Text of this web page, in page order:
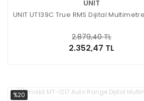
UNİT
UNIT UT139C True RMS Dijital
2.352,47 TL
2.879,40 TL
%20